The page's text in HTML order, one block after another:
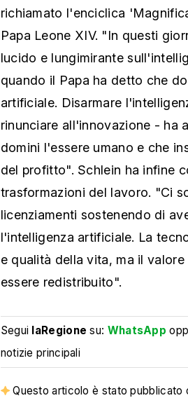
richiamato l'enciclica
Papa Leone XIV. "In questi
lucido e lungimirante
quando il Papa ha detto che
artificiale. Disarmare
rinunciare all'innovazione - ha
domini l'essere umano e che
del profitto". Schlein ha infine
trasformazioni del lavoro. "Ci
licenziamenti sostenendo di
l'intelligenza artificiale. La
e qualità della vita, ma il
essere redistribuito".
Segui laRegione su: WhatsApp
notizie principali
Questo articolo è stato pubblicato